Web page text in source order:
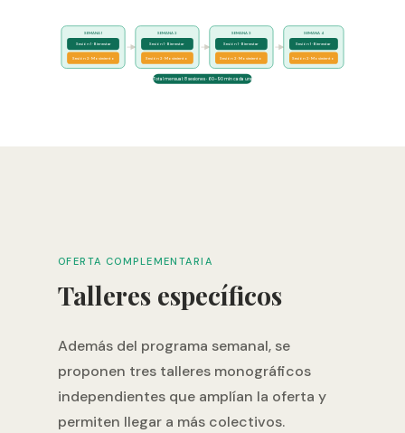
SEMANA 1
Sesión 1 · Bienestar
Sesión 2 · Movimiento
SEMANA 2
Sesión 1 · Bienestar
Sesión 2 · Movimiento
SEMANA 3
Sesión 1 · Bienestar
Sesión 2 · Movimiento
SEMANA 4
Sesión 1 · Bienestar
Sesión 2 · Movimiento
Total mensual: 8 sesiones · 60–90 min cada una
OFERTA COMPLEMENTARIA
Talleres específicos
Además del programa semanal, se
proponen tres talleres monográficos
independientes que amplían la oferta y
permiten llegar a más colectivos.